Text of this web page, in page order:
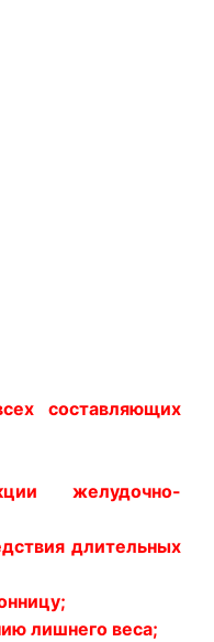
составляющих
желудочно-
длительных
лишнего веса;